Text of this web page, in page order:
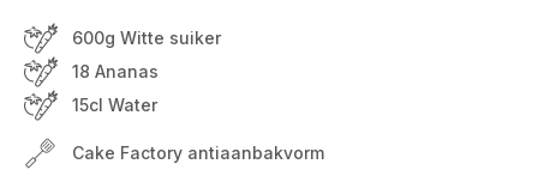
600g Witte suiker
18 Ananas
15cl Water
Cake Factory antiaanbakvorm